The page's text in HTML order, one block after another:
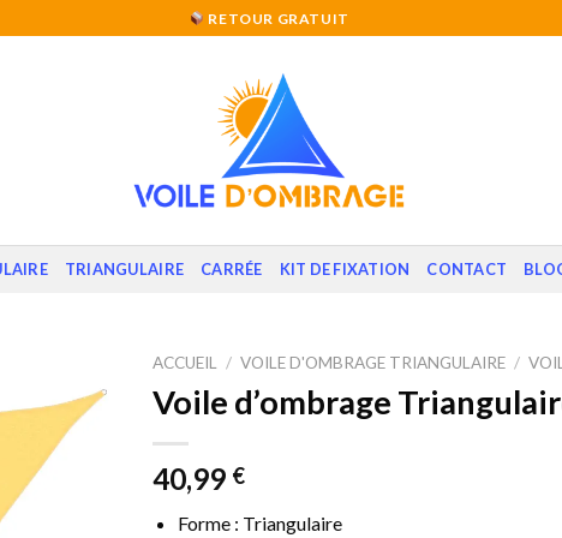
RETOUR GRATUIT
TRIANGULAIRE CARRÉE KIT DE FIXATION CONTACT
ACCUEIL / VOILE D'OMBRAGE TRIANGULAIRE /
Voile d’ombrage
40,99 €
Forme : Triangulaire